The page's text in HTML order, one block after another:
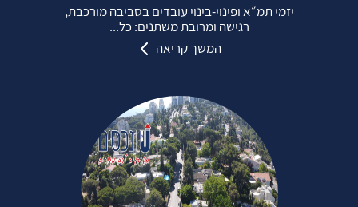
יזמי תמ״א ופינוי‑בינוי עובדים בסביבה מורכבת,
רגישה ומרובת משתנים: כל...
המשך קריאה